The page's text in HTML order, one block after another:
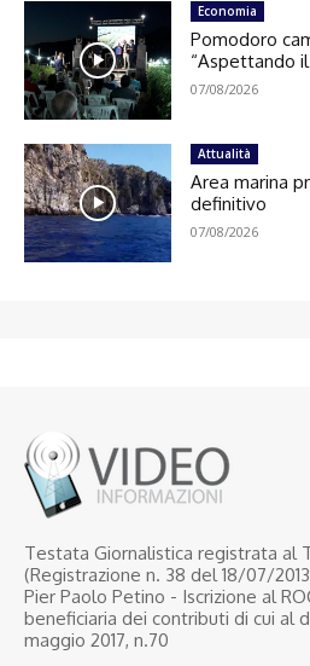
Economia
Pomodoro
“Aspettando
07/08/2026
Attualità
Area marina
definitivo
07/08/2026
Testata Giornalistica registrata al
(Registrazione n. 38 del 18/07/
Pier Paolo Petino - Iscrizione al
beneficiaria dei contributi di cui al
maggio 2017, n.70